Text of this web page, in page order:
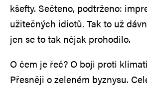
kšefty. Sečteno, podtrženo:
užitečných idiotů. Tak to už
jen se to tak nějak prohodilo.
O čem je řeč? O boji proti
Přesněji o zeleném byznysu.